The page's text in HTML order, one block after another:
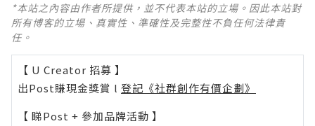
*本站之內容由作者所提供，並不代表本站的立場。因此本站對
所有博客的立場、真實性、準確性及完整性不負任何法律責
任。
【 U Creator 招募 】
出Post賺現金獎賞 l 登記《社群創作有價企劃》
【 睇Post + 參加品牌活動 】